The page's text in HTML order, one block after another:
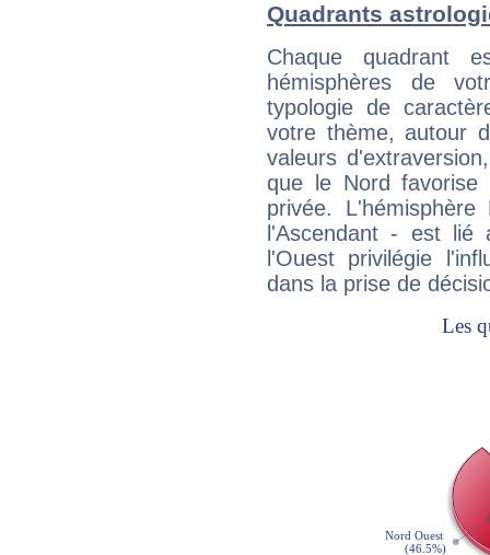
Quadrants
Chaque quadrant
hémisphères de
typologie de
votre thème, autour
valeurs
que le Nord favorise
privée.
l'Ascendant - est
l'Ouest privilégie
dans la prise de